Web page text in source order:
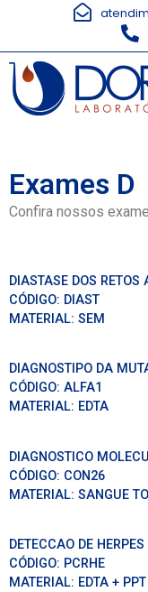
Exames D
Confira nossos
DIASTASE DOS
CÓDIGO: DIAST
MATERIAL: SEM
DIAGNOSTIPO DA
CÓDIGO: ALFA1
MATERIAL: EDTA
DIAGNOSTICO
CÓDIGO: CON26
MATERIAL: SANGUE
DETECCAO DE
CÓDIGO: PCRHE
MATERIAL: EDTA + PPT